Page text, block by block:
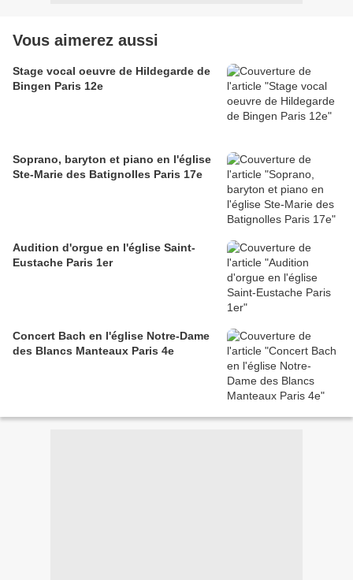
Vous aimerez aussi
Stage vocal oeuvre de Hildegarde de
Bingen Paris 12e
Soprano, baryton et piano en l'église
Ste-Marie des Batignolles Paris 17e
Audition d'orgue en l'église Saint-
Eustache Paris 1er
Concert Bach en l'église Notre-Dame
des Blancs Manteaux Paris 4e